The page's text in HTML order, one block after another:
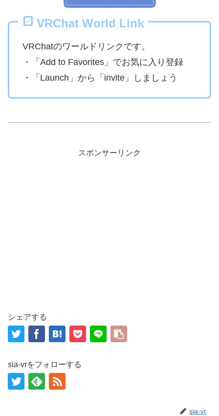
VRChat World Link
VRChatのワールドリンクです。
・「Add to Favorites」でお気に入り登録
・「Launch」から「invite」しましょう
スポンサーリンク
シェアする
sia-vrをフォローする
sia-vr